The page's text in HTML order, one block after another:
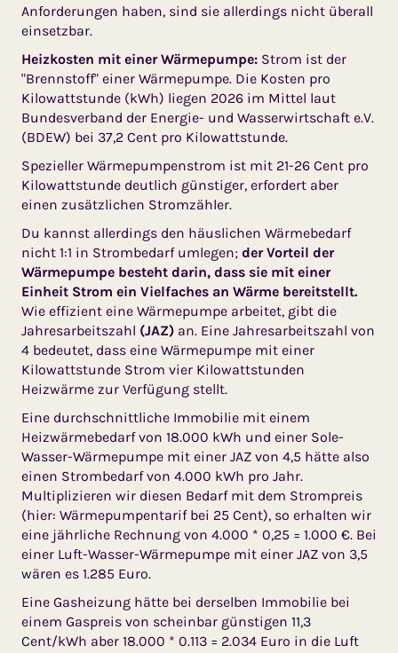
Anforderungen haben, sind sie allerdings nicht überall
einsetzbar.
Heizkosten mit einer Wärmepumpe: Strom ist der
"Brennstoff" einer Wärmepumpe. Die Kosten pro
Kilowattstunde (kWh) liegen 2026 im Mittel laut
Bundesverband der Energie- und Wasserwirtschaft e.V.
(BDEW) bei 37,2 Cent pro Kilowattstunde.
Spezieller Wärmepumpenstrom ist mit 21-26 Cent pro
Kilowattstunde deutlich günstiger, erfordert aber
einen zusätzlichen Stromzähler.
Du kannst allerdings den häuslichen Wärmebedarf
nicht 1:1 in Strombedarf umlegen; der Vorteil der
Wärmepumpe besteht darin, dass sie mit einer
Einheit Strom ein Vielfaches an Wärme bereitstellt.
Wie effizient eine Wärmepumpe arbeitet, gibt die
Jahresarbeitszahl (JAZ) an. Eine Jahresarbeitszahl von
4 bedeutet, dass eine Wärmepumpe mit einer
Kilowattstunde Strom vier Kilowattstunden
Heizwärme zur Verfügung stellt.
Eine durchschnittliche Immobilie mit einem
Heizwärmebedarf von 18.000 kWh und einer Sole-
Wasser-Wärmepumpe mit einer JAZ von 4,5 hätte also
einen Strombedarf von 4.000 kWh pro Jahr.
Multiplizieren wir diesen Bedarf mit dem Strompreis
(hier: Wärmepumpentarif bei 25 Cent), so erhalten wir
eine jährliche Rechnung von 4.000 * 0,25 = 1.000 €. Bei
einer Luft-Wasser-Wärmepumpe mit einer JAZ von 3,5
wären es 1.285 Euro.
Eine Gasheizung hätte bei derselben Immobilie bei
einem Gaspreis von scheinbar günstigen 11,3
Cent/kWh aber 18.000 * 0.113 = 2.034 Euro in die Luft